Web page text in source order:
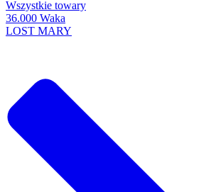
Wszystkie towary
36.000 Waka
LOST MARY